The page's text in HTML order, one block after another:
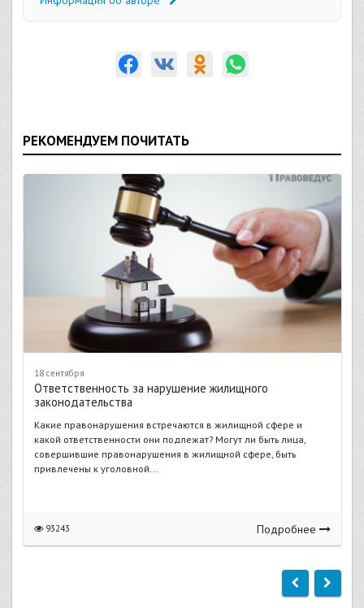
РЕКОМЕНДУЕМ ПОЧИТАТЬ
18 сентября
Ответственность за нарушение жилищного
законодательства
Какие правонарушения встречаются в жилищной сфере и
какой ответственности они подлежат? Могут ли быть лица,
совершившие правонарушения в жилищной сфере, быть
привлечены к уголовной...
93243 Подробнее